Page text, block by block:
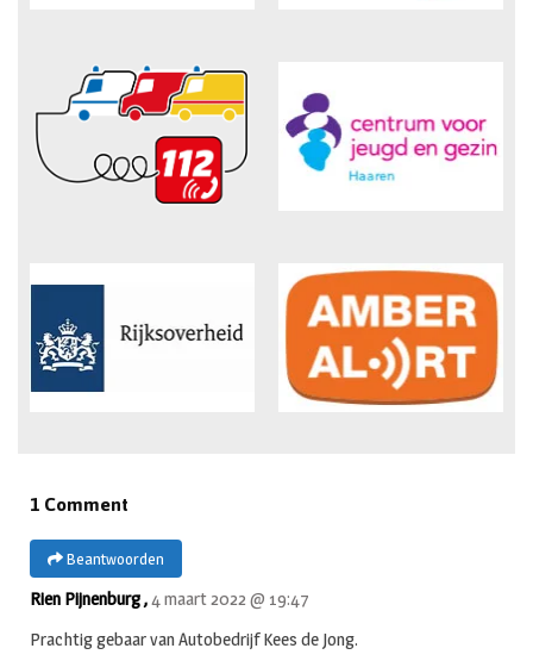
1 Comment
Beantwoorden
Rien Pijnenburg ,4 maart 2022 @ 19:47
Prachtig gebaar van Autobedrijf Kees de Jong.